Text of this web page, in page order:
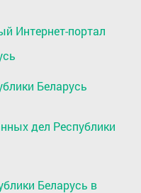
Интернет-портал
Беларусь
дел Республики
Беларусь в